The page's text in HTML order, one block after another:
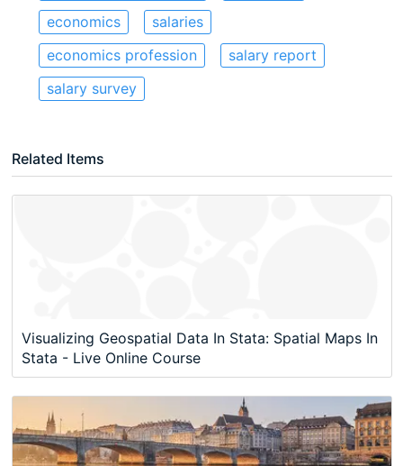
economics
salaries
economics profession
salary report
salary survey
Related Items
Visualizing Geospatial Data In Stata: Spatial Maps In
Stata - Live Online Course